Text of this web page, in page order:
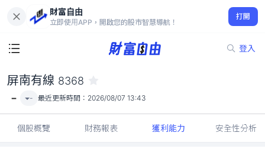
財富自由
立即使用APP，開啟您的股市智慧導航！
打開
登入
-
屏南有線 8368
- - 最近更新時間： 2026/08/07 13:43
個股概覽 財務報表 獲利能力 安全性分析